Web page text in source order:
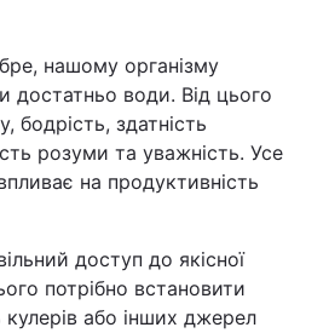
нашому організму
достатньо води. Від цього
бодрість, здатність
розуми та уважність. Усе
на продуктивність
доступ до якісної
потрібно встановити
кулерів або інших джерел